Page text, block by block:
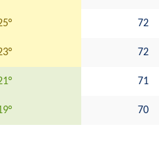
72
72
71
70